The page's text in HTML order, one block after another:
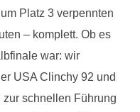
Platz 3 verpennten
– komplett. Ob es
war: wir
USA Clinchy 92 und
schnellen Führung